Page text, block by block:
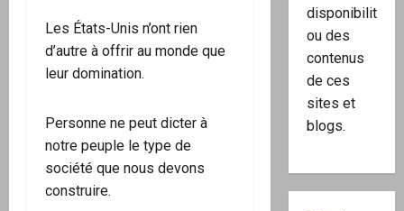
Les États-Unis n’ont rien
d’autre à offrir au monde que
leur domination.
Personne ne peut dicter à
notre peuple le type de
société que nous devons
construire.
disponibilité
ou des
contenus
de ces
sites et
blogs.